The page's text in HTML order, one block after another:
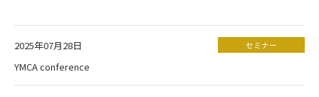
2025年07月28日 セミナー
YMCA conference